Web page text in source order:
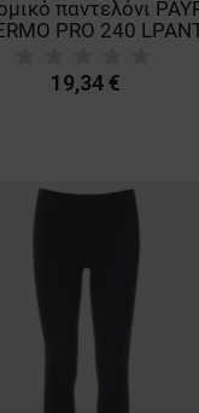
παντελόνι
PRO 240
19,34 €